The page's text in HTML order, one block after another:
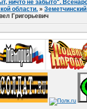
ничто не забыто".
области. »
Григорьевич